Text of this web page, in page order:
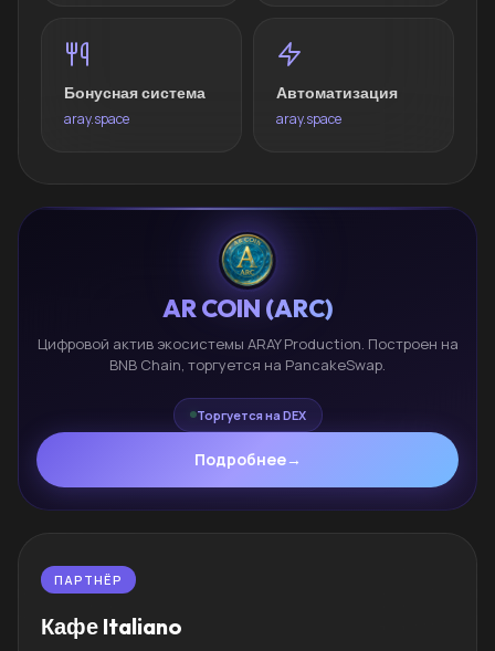
Бонусная система
aray.space
Автоматизация
aray.space
AR COIN (ARC)
Цифровой актив экосистемы ARAY Production. Построен на
BNB Chain, торгуется на PancakeSwap.
Торгуется на DEX
Подробнее→
ПАРТНЁР
Кафе Italiano